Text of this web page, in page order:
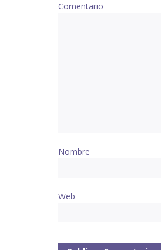
Comentario
Nombre
Web